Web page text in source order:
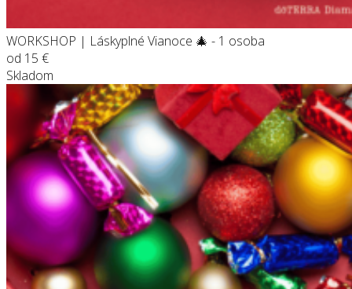
WORKSHOP | Láskyplné Vianoce 🎄 - 1 osoba
od 15 €
Skladom